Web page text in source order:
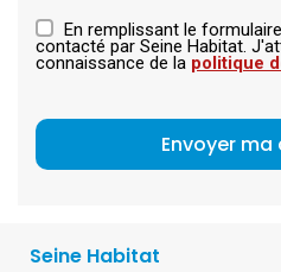
En remplissant le
contacté par Seine Habitat.
connaissance de la politique
Seine Habitat